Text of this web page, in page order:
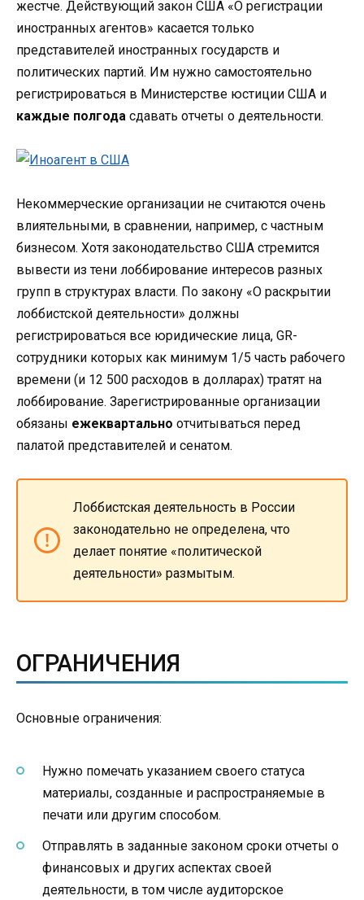
жестче. Действующий закон США «О регистрации
иностранных агентов» касается только
представителей иностранных государств и
политических партий. Им нужно самостоятельно
регистрироваться в Министерстве юстиции США и
каждые полгода сдавать отчеты о деятельности.
Некоммерческие организации не считаются очень
влиятельными, в сравнении, например, с частным
бизнесом. Хотя законодательство США стремится
вывести из тени лоббирование интересов разных
групп в структурах власти. По закону «О раскрытии
лоббистской деятельности» должны
регистрироваться все юридические лица, GR-
сотрудники которых как минимум 1/5 часть рабочего
времени (и 12 500 расходов в долларах) тратят на
лоббирование. Зарегистрированные организации
обязаны ежеквартально отчитываться перед
палатой представителей и сенатом.
Лоббистская деятельность в России
законодательно не определена, что
делает понятие «политической
деятельности» размытым.
ОГРАНИЧЕНИЯ
Основные ограничения:
Нужно помечать указанием своего статуса
материалы, созданные и распространяемые в
печати или другим способом.
Отправлять в заданные законом сроки отчеты о
финансовых и других аспектах своей
деятельности, в том числе аудиторское